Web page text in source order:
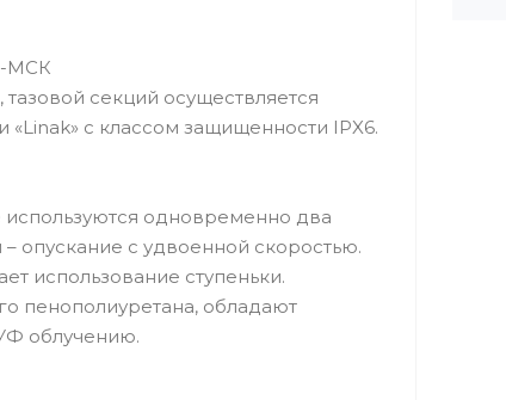
МСК
секций осуществляется
с классом защищенности IPX6.
одновременно два
опускание с удвоенной скоростью.
использование ступеньки.
пенополиуретана, обладают
облучению.